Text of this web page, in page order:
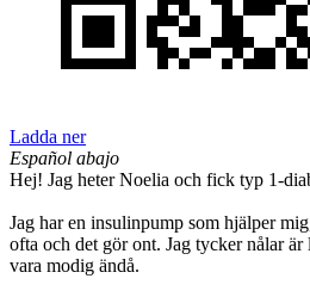
Ladda ner
Español abajo
Hej! Jag heter Noelia och fick typ 1-
Jag har en insulinpump som hjälper
ofta och det gör ont. Jag tycker nålar
vara modig ändå.